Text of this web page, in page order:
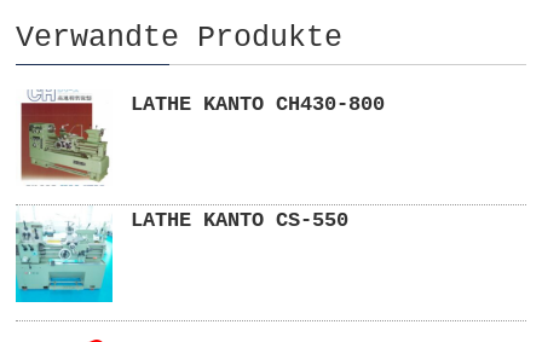
Verwandte Produkte
LATHE KANTO CH430-800
LATHE KANTO CS-550